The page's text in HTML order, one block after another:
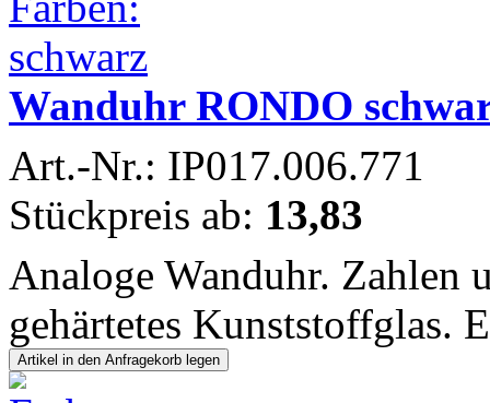
Wanduhr RONDO
Art.-Nr.: IP017.006.771
Stückpreis ab: 13,83
Analoge Wanduhr. Zahlen
gehärtetes Kunststoffglas.